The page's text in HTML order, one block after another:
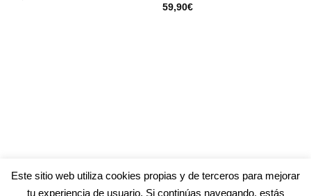
59,90€
Este sitio web utiliza cookies propias y de terceros para mejorar
tu experiencia de usuario. Si continúas navegando, estás